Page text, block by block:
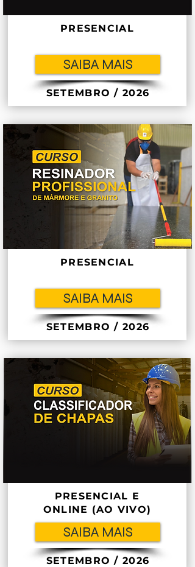
PRESENCIAL
SAIBA MAIS
SETEMBRO / 2026
PRESENCIAL
SAIBA MAIS
SETEMBRO / 2026
PRESENCIAL E
ONLINE (AO VIVO)
SAIBA MAIS
SETEMBRO / 2026